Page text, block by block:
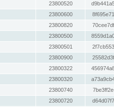
23800520
23800600
23800820
23800500
23800501
23800900
23800322
23800320
23800740
23800720